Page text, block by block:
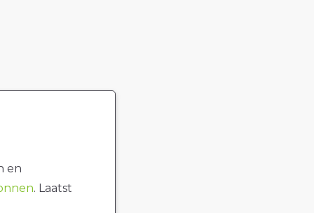
en
. Laatst